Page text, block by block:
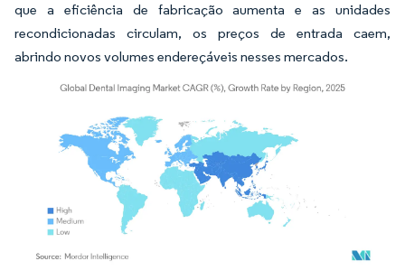
que a eficiência de fabricação aumenta e as unidades
recondicionadas circulam, os preços de entrada caem,
abrindo novos volumes endereçáveis nesses mercados.